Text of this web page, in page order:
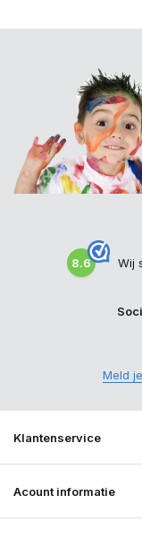
8.6 Wij
Meld
Klantenservice
Acount informatie